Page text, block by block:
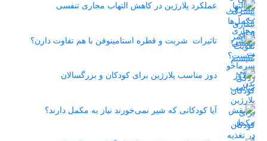
عملکرد پلارژین در کاهش التهاب مجاری تنفسی
تاثیرات شربت و قطره استامینوفن با هم تفاوت دارن؟
دوز مناسب پلارژین برای کودکان و بزرگسالان
آیا کودکانی که شیر نمی‌خورند نیاز به مکمل دارند؟